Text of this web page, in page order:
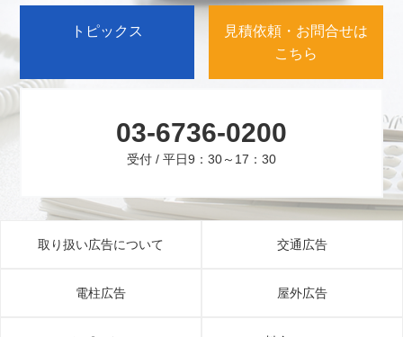
トピックス
見積依頼・お問合せは
こちら
03-6736-0200
受付 / 平日9：30～17：30
取り扱い広告について 交通広告
電柱広告 屋外広告